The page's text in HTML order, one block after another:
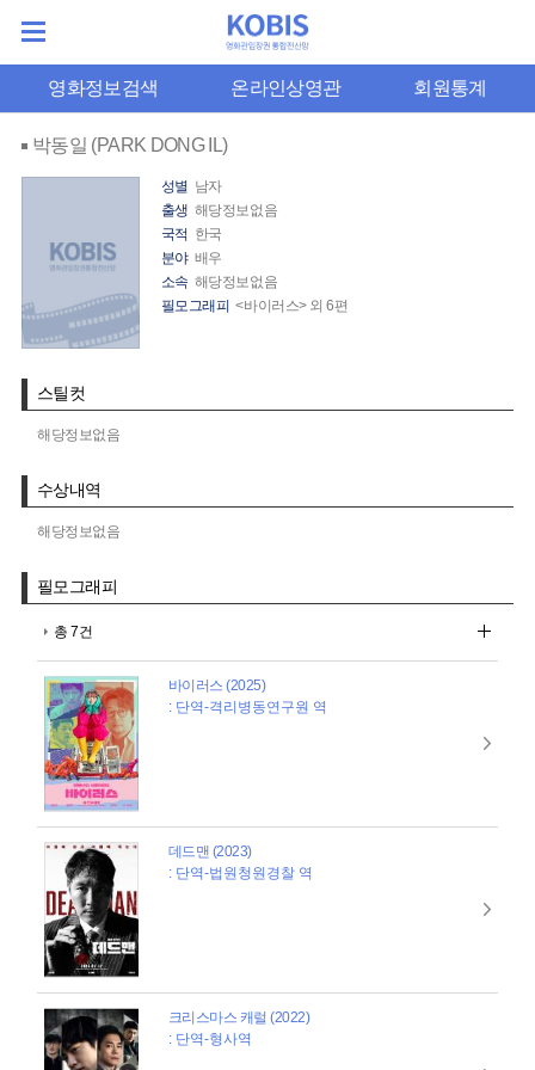
영화정보검색 온라인상영관 회원통계
박동일 (PARK DONG IL)
성별 남자
출생 해당정보없음
국적 한국
분야 배우
소속 해당정보없음
필모그래피 <바이러스> 외 6편
스틸컷
해당정보없음
수상내역
해당정보없음
필모그래피
총 7건
바이러스 (2025)
: 단역-격리병동연구원 역
데드맨 (2023)
: 단역-법원청원경찰 역
크리스마스 캐럴 (2022)
: 단역-형사역